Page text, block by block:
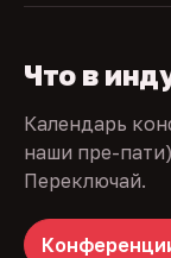
Что в
Календарь
наши пре-
Переключай.